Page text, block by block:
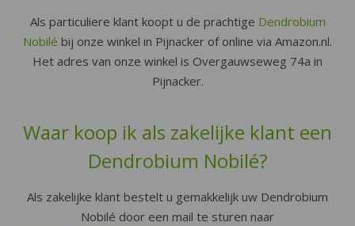
Als particuliere klant koopt u de prachtige Dendrobium
Nobilé bij onze winkel in Pijnacker of online via Amazon.nl.
Het adres van onze winkel is Overgauwseweg 74a in
Pijnacker.
Waar koop ik als zakelijke klant een
Dendrobium Nobilé?
Als zakelijke klant bestelt u gemakkelijk uw Dendrobium
Nobilé door een mail te sturen naar